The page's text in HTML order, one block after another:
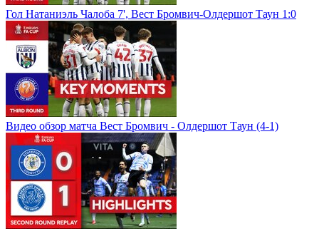
Гол Натаниэль Чалоба 7', Вест Бромвич-Олдершот Таун 1:0
Видео обзор матча Вест Бромвич - Олдершот Таун (4-1)